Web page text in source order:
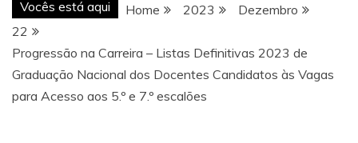
Vocês está aqui Home 2023
Dezembro
22
Progressão na Carreira – Listas Definitivas 2023 de
Graduação Nacional dos Docentes Candidatos às Vagas
para Acesso aos 5.º e 7.º escalões